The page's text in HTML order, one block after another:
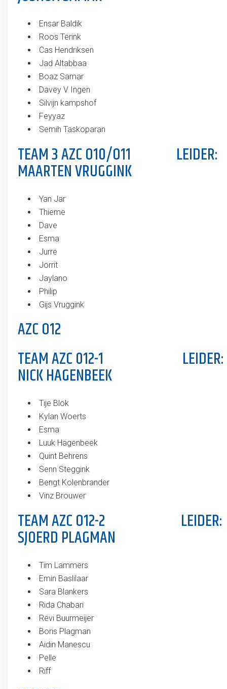
Ensar Baldik
Roos Terink
Cas Hendriksen
Jad Altabbaa
Boaz Samar
Davey V Ingen
Silvijn kampshof
Feyyaz
Semih Taskoparan
TEAM 3 AZC O10/O11 LEIDER:
MAARTEN VRUGGINK
Yan Jar
Thieme
Dave
Esma
Jurre
Jorrit
Jaylano
Philip
Gijs Vruggink
AZC O12
TEAM AZC 012-1 LEIDER:
NICK HAGENBEEK
Tije Blok
Kylan Woerts
Esma
Luuk Hagenbeek
Quint Behrens
Senn Steggink
Bengt Kolenbrander
Vinz Brouwer
TEAM AZC O12-2 LEIDER:
SJOERD PLAGMAN
Tim Lammers
Emin Baslilaar
Sara Blankers
Rida Chabari
Revi Buurmeijer
Boris Plagman
Aidin Manescu
Pelle
Riff